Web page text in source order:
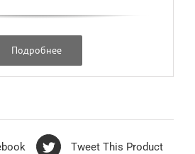
Подробнее
Tweet This Product